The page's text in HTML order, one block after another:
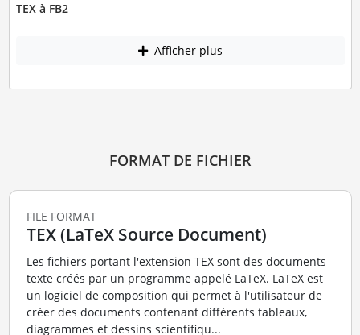
TEX à FB2
Afficher plus
FORMAT DE FICHIER
FILE FORMAT
TEX (LaTeX Source Document)
Les fichiers portant l'extension TEX sont des documents
texte créés par un programme appelé LaTeX. LaTeX est
un logiciel de composition qui permet à l'utilisateur de
créer des documents contenant différents tableaux,
diagrammes et dessins scientifiqu...